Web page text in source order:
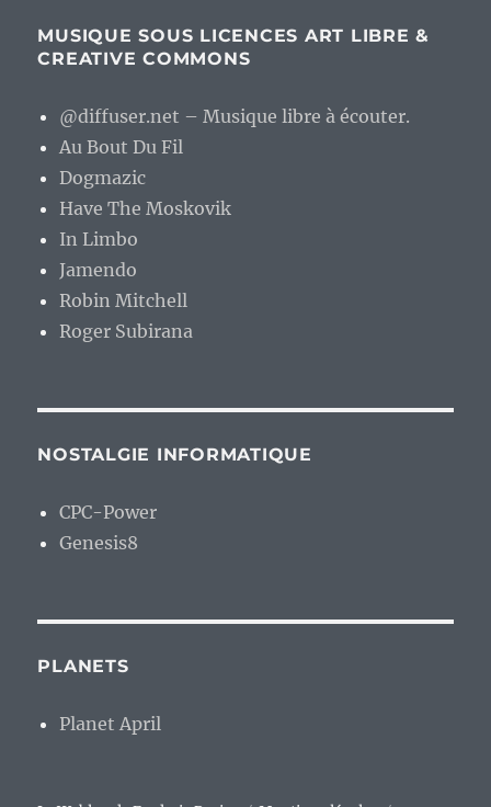
MUSIQUE SOUS LICENCES ART LIBRE &
CREATIVE COMMONS
@diffuser.net – Musique libre à écouter.
Au Bout Du Fil
Dogmazic
Have The Moskovik
In Limbo
Jamendo
Robin Mitchell
Roger Subirana
NOSTALGIE INFORMATIQUE
CPC-Power
Genesis8
PLANETS
Planet April